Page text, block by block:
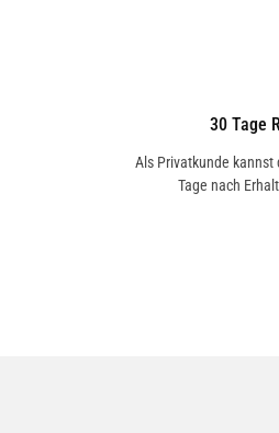
30 Tage
Als Privatkunde kannst
Tage nach